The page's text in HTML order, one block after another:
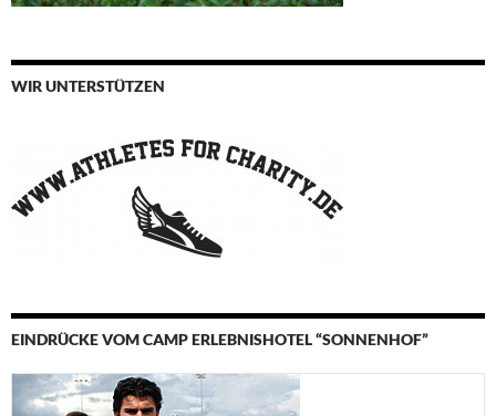
WIR UNTERSTÜTZEN
EINDRÜCKE VOM CAMP ERLEBNISHOTEL “SONNENHOF”